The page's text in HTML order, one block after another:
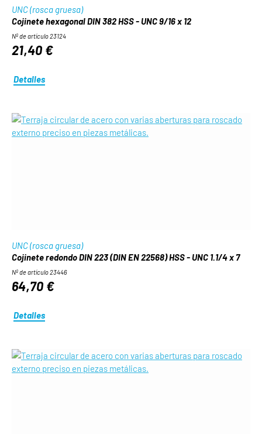
UNC (rosca gruesa)
Cojinete hexagonal DIN 382 HSS - UNC 9/16 x 12
Nº de artículo 23124
21,40 €
Detalles
UNC (rosca gruesa)
Cojinete redondo DIN 223 (DIN EN 22568) HSS - UNC 1.1/4 x 7
Nº de artículo 23446
64,70 €
Detalles